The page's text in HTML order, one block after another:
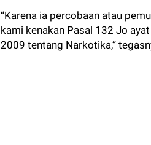
“Karena ia percobaan atau
kami kenakan Pasal 132 Jo
2009 tentang Narkotika,”